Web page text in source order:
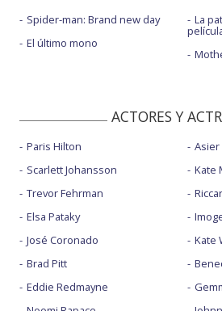
Spider-man: Brand new day
El último mono
La
ACTORES Y
Paris Hilton
Scarlett Johansson
Trevor Fehrman
Elsa Pataky
José Coronado
Brad Pitt
Eddie Redmayne
Asier
Kate
Kate